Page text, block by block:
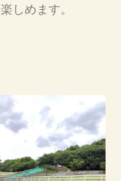
しめます。